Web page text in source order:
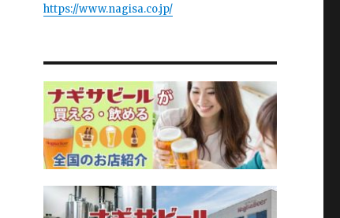
https://www.nagisa.co.jp/